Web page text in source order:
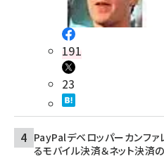
191
23
PayPalデベロッパーカンファ
るモバイル決済＆ネット決済